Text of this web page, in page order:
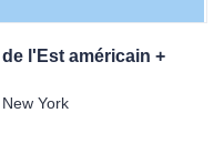
l'Est américain +
York